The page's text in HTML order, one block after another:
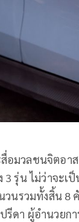
มวลชนจิตอา
น ไม่ว่าจะเป็
นวนรวมทั้งสิ้น
ดา ผู้อำนวยกา